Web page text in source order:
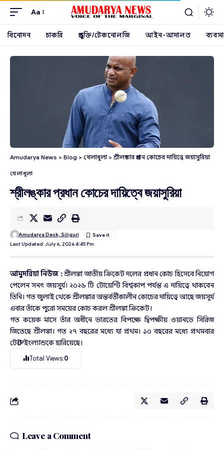
Aa
বিনোদন চাকরি প্রযুক্তি/টেকনোলজি আইন-আদালত ব্যবসা
Amudarya News > Blog > খেলাধূলা>শ্রীলঙ্কার প্রধান কোচের দায়িত্বে জয়াসুরিয়া
খেলাধূলা
শ্রীলঙ্কার প্রধান কোচের দায়িত্বে জয়াসুরিয়া
Last Updated: July 6, 2026 4:45 Pm
Amudarya Desk, Siliguri
আমুদরিয়া নিউজ :শ্রীলঙ্কা জাতীয় ক্রিকেট দলের প্রধান কোচ হিসেবে নিয়োগ
পেলেন সনৎ জয়সূ্র্য। ২০২৬ টি টোয়েন্টি বিশ্বকাপ পর্যন্ত এ দায়িত্বে থাকবেন
তিনি। গত জুলাই থেকে শ্রীলঙ্কার অন্তর্বর্তীকালীন কোচের দায়িত্বে আছে জয়সূর্য
এবার তাঁকে পুরো সময়ের কোচ করল শ্রীলঙ্কা ক্রিকেট।
গত কয়েক মাসে তাঁর অধীনে ভারতের বিপক্ষে দ্বিপক্ষীয় ওয়ানডে সিরিজ
জিতেছে শ্রীলঙ্কা। গত ২৭ বছরের মধ্যে যা প্রথম। ১০ বছরের মধ্যে প্রথমবার
টেস্টে ইংল্যান্ডকে হারিয়েছে।
Total Views:0
Leave a Comment